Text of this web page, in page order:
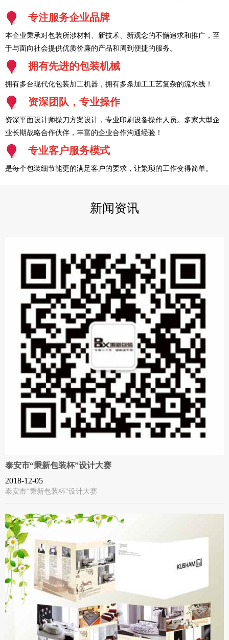
专注服务企业品牌
本企业秉承对包装所涉材料、新技术、新观念的不懈追求和推广，至
于与面向社会提供优质价廉的产品和周到便捷的服务。
拥有先进的包装机械
拥有多台现代化包装加工机器，拥有多条加工工艺复杂的流水线！
资深团队，专业操作
资深平面设计师操刀方案设计，专业印刷设备操作人员。多家大型企
业长期战略合作伙伴，丰富的企业合作沟通经验！
专业客户服务模式
是每个包装细节能更的满足客户的要求，让繁琐的工作变得简单。
新闻资讯
泰安市“秉新包装杯”设计大赛
2018-12-05
泰安市“秉新包装杯”设计大赛